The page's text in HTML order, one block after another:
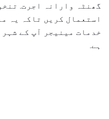
گھنٹہ وارانہ اجرت.
استعمال کریں تاکہ یہ
خدمات مینیجر آپ کے
ہے.